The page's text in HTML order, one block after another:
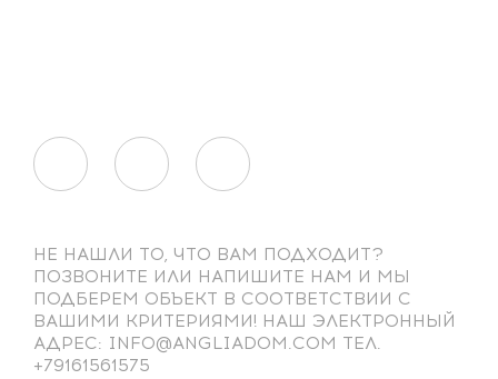
НЕ НАШЛИ ТО, ЧТО ВАМ ПОДХОДИТ?
ПОЗВОНИТЕ ИЛИ НАПИШИТЕ НАМ И МЫ
ПОДБЕРЕМ ОБЪЕКТ В СООТВЕТСТВИИ С
ВАШИМИ КРИТЕРИЯМИ! НАШ ЭЛЕКТРОННЫЙ
АДРЕС: INFO@ANGLIADOM.COM ТЕЛ.
+79161561575